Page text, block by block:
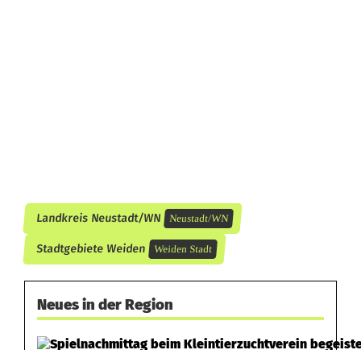
Landkreis Neustadt/WN Neustadt/WN
Stadtgebiete Weiden Weiden Stadt
Neues in der Region